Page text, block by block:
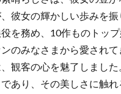
女の輝かしい歩みを振
務め、10作ものトップ
のみなさまから愛されて
観客の心を魅了しました
り、その美しさに触れ